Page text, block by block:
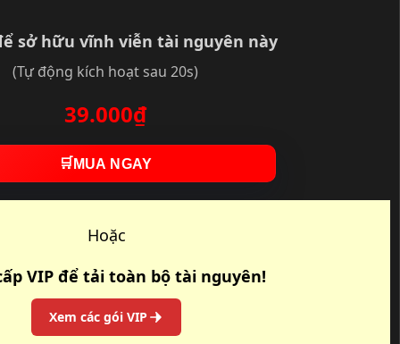
sở hữu vĩnh viễn tài nguyên này
(Tự động kích hoạt sau 20s)
39.000₫
🛒 MUA NGAY
Hoặc
VIP để tải toàn bộ tài nguyên!
Xem các gói VIP